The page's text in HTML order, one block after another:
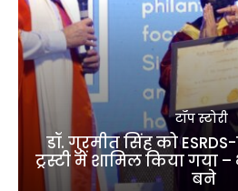
टॉप स्टोरी
डॉ. गुरमीत सिंह को
ट्रस्टी में शामिल किया गया
बने